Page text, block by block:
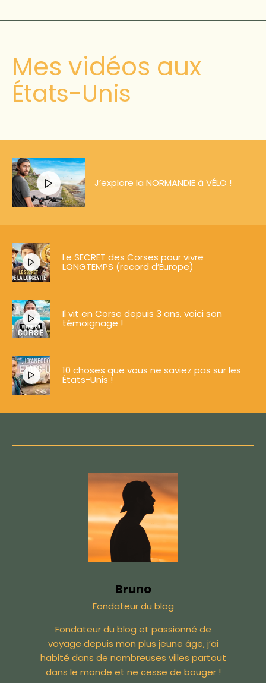
Mes vidéos aux
États-Unis
J’explore la NORMANDIE à VÉLO !
Le SECRET des Corses pour vivre
LONGTEMPS (record d’Europe)
Il vit en Corse depuis 3 ans, voici son
témoignage !
10 choses que vous ne saviez pas sur les
États-Unis !
Bruno
Fondateur du blog
Fondateur du blog et passionné de
voyage depuis mon plus jeune âge, j’ai
habité dans de nombreuses villes partout
dans le monde et ne cesse de bouger !